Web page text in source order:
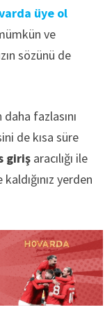
üye ol
ve
sözünü de
fazlasını
de kısa süre
giriş aracılığı ile
yerden